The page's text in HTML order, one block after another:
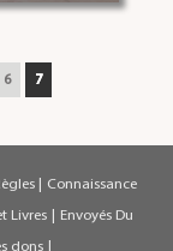
6 7
| Connaissance
Livres | Envoyés Du